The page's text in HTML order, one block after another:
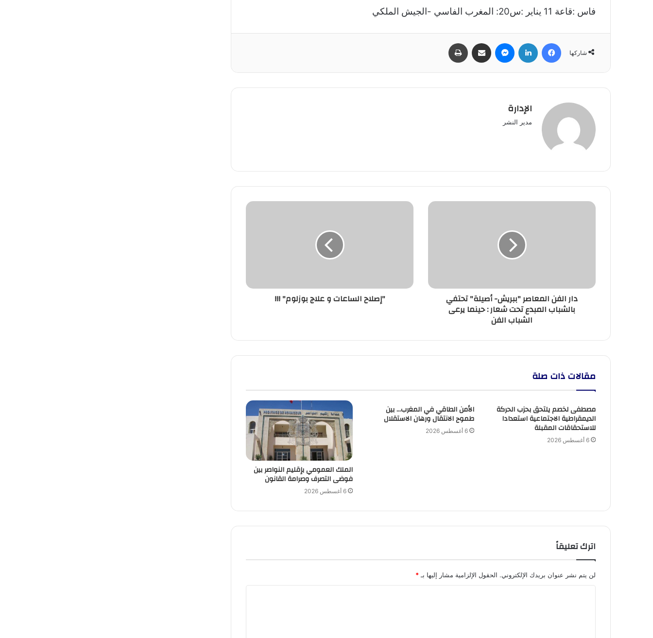
فاس :قاعة 11 يناير :س20: المغرب الفاسي -الجيش الملكي
شاركها
فيسبوك لينكدإن ماسنجر مشاركة عبر البريد
الإدارة
مدير النشر
دار
تحت
الشباب
دار الفن المعاصر "ببريش- أصيلة" تحتفي
بالشباب المبدع تحت شعار : حينما يرعى
الشباب الفن
"إصلاح
"إصلاح الساعات و علاج بوزلوم" !!!
مقالات ذات صلة
مصطفى لخصم يلتحق بحزب الحركة
الديمقراطية الاجتماعية استعدادا
للاستحقاقات المقبلة
6 أغسطس 2026
الأمن الطاقي في المغرب… بين
طموح الانتقال ورهان الاستقلال
6 أغسطس 2026
الملك العمومي بإقليم النواصر بين
فوضى التصرف وصرامة القانون
6 أغسطس 2026
اترك تعليقاً
لن يتم نشر عنوان بريدك الإلكتروني. الحقول الإلزامية مشار إليها بـ*